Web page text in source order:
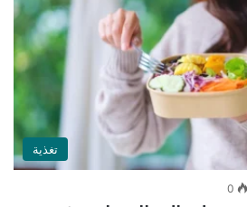
تغذية
0